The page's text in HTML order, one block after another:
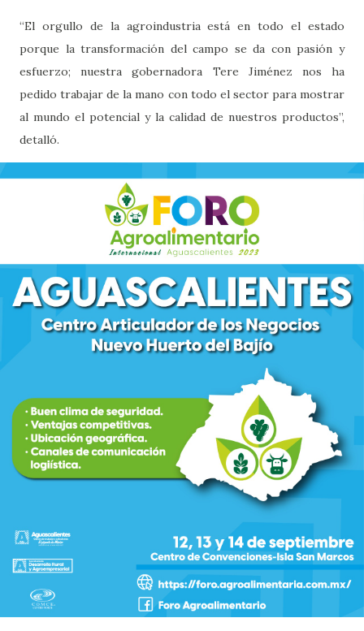
“El orgullo de la agroindustria está en todo el estado
porque la transformación del campo se da con pasión y
esfuerzo; nuestra gobernadora Tere Jiménez nos ha
pedido trabajar de la mano con todo el sector para mostrar
al mundo el potencial y la calidad de nuestros productos”,
detalló.